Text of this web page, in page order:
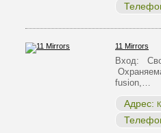
11 Mirrors
Вход:
fusion,…
Адрес: